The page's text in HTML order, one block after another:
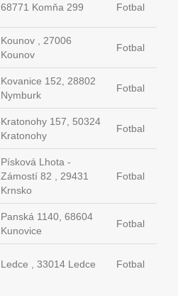
68771 Komňa 299 Fotbal
Kounov , 27006
Kounov
Fotbal
Kovanice 152, 28802
Nymburk
Fotbal
Kratonohy 157, 50324
Kratonohy
Fotbal
Písková Lhota -
Zámostí 82 , 29431
Krnsko
Fotbal
Panská 1140, 68604
Kunovice
Fotbal
Ledce , 33014 Ledce Fotbal